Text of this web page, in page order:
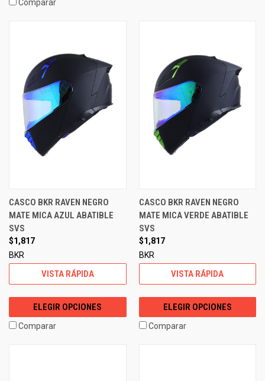
Comparar
CASCO BKR RAVEN NEGRO
MATE MICA AZUL ABATIBLE
SVS
$1,817
BKR
VISTA RÁPIDA
ELEGIR OPCIONES
Comparar
CASCO BKR RAVEN NEGRO
MATE MICA VERDE ABATIBLE
SVS
$1,817
BKR
VISTA RÁPIDA
ELEGIR OPCIONES
Comparar